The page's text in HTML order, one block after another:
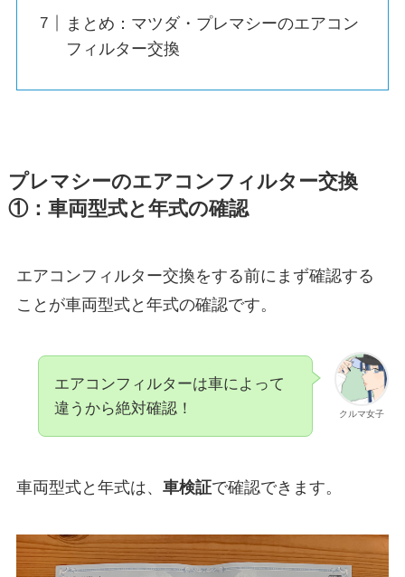
まとめ：マツダ・プレマシーのエアコン
フィルター交換
プレマシーのエアコンフィルター交換
①：車両型式と年式の確認
エアコンフィルター交換をする前にまず確認する
ことが車両型式と年式の確認です。
クルマ女子
エアコンフィルターは車によって
違うから絶対確認！
車両型式と年式は、 車検証で確認できます。